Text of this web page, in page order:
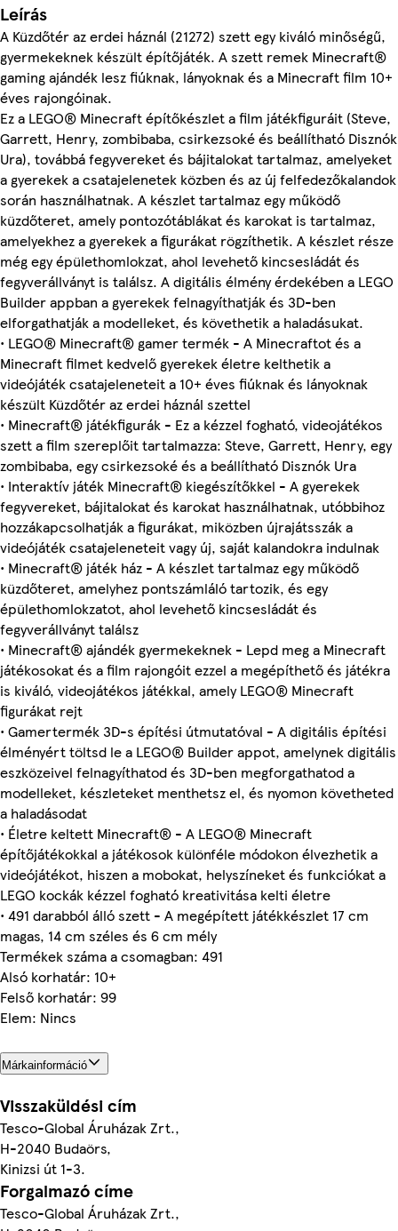
Leírás
A Küzdőtér az erdei háznál (21272) szett egy kiváló minőségű,
gyermekeknek készült építőjáték. A szett remek Minecraft®
gaming ajándék lesz fiúknak, lányoknak és a Minecraft film 10+
éves rajongóinak.
Ez a LEGO® Minecraft építőkészlet a film játékfiguráit (Steve,
Garrett, Henry, zombibaba, csirkezsoké és beállítható Disznók
Ura), továbbá fegyvereket és bájitalokat tartalmaz, amelyeket
a gyerekek a csatajelenetek közben és az új felfedezőkalandok
során használhatnak. A készlet tartalmaz egy működő
küzdőteret, amely pontozótáblákat és karokat is tartalmaz,
amelyekhez a gyerekek a figurákat rögzíthetik. A készlet része
még egy épülethomlokzat, ahol levehető kincsesládát és
fegyverállványt is találsz. A digitális élmény érdekében a LEGO
Builder appban a gyerekek felnagyíthatják és 3D-ben
elforgathatják a modelleket, és követhetik a haladásukat.
• LEGO® Minecraft® gamer termék - A Minecraftot és a
Minecraft filmet kedvelő gyerekek életre kelthetik a
videójáték csatajeleneteit a 10+ éves fiúknak és lányoknak
készült Küzdőtér az erdei háznál szettel
• Minecraft® játékfigurák - Ez a kézzel fogható, videojátékos
szett a film szereplőit tartalmazza: Steve, Garrett, Henry, egy
zombibaba, egy csirkezsoké és a beállítható Disznók Ura
• Interaktív játék Minecraft® kiegészítőkkel - A gyerekek
fegyvereket, bájitalokat és karokat használhatnak, utóbbihoz
hozzákapcsolhatják a figurákat, miközben újrajátsszák a
videójáték csatajeleneteit vagy új, saját kalandokra indulnak
• Minecraft® játék ház - A készlet tartalmaz egy működő
küzdőteret, amelyhez pontszámláló tartozik, és egy
épülethomlokzatot, ahol levehető kincsesládát és
fegyverállványt találsz
• Minecraft® ajándék gyermekeknek - Lepd meg a Minecraft
játékosokat és a film rajongóit ezzel a megépíthető és játékra
is kiváló, videojátékos játékkal, amely LEGO® Minecraft
figurákat rejt
• Gamertermék 3D-s építési útmutatóval - A digitális építési
élményért töltsd le a LEGO® Builder appot, amelynek digitális
eszközeivel felnagyíthatod és 3D-ben megforgathatod a
modelleket, készleteket menthetsz el, és nyomon követheted
a haladásodat
• Életre keltett Minecraft® - A LEGO® Minecraft
építőjátékokkal a játékosok különféle módokon élvezhetik a
videójátékot, hiszen a mobokat, helyszíneket és funkciókat a
LEGO kockák kézzel fogható kreativitása kelti életre
• 491 darabból álló szett - A megépített játékkészlet 17 cm
magas, 14 cm széles és 6 cm mély
Termékek száma a csomagban: 491
Alsó korhatár: 10+
Felső korhatár: 99
Elem: Nincs
Márkainformáció
Visszaküldési cím
Tesco-Global Áruházak Zrt.,
H-2040 Budaörs,
Kinizsi út 1-3.
Forgalmazó címe
Tesco-Global Áruházak Zrt.,